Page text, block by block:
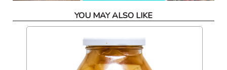
YOU MAY ALSO LIKE